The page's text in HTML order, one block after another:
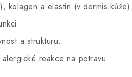
kolagen a elastin (v dermis kůže).
a strukturu.
reakce na potravu.